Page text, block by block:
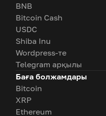
BNB
Bitcoin Cash
USDC
Shiba Inu
Wordpress-те
Telegram арқылы
Баға болжамдары
Bitcoin
XRP
Ethereum